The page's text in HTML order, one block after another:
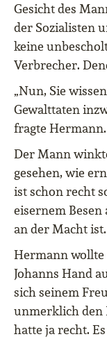
Gesicht des
der Sozialisten
keine
Verbrecher.
„Nun, Sie
Gewalttaten
fragte Hermann.
Der Mann
gesehen, wie
ist schon recht
eisernem
an der Macht
Hermann wollte
Johanns Hand
sich seinem
unmerklich den
hatte ja recht.